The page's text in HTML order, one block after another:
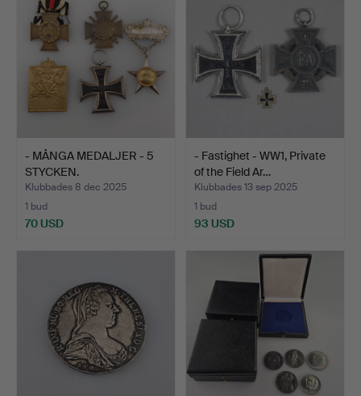
- MÅNGA MEDALJER - 5
STYCKEN.
Klubbades 8 dec 2025
1 bud
70 USD
- Fastighet - WW1, Private
of the Field Ar…
Klubbades 13 sep 2025
1 bud
93 USD